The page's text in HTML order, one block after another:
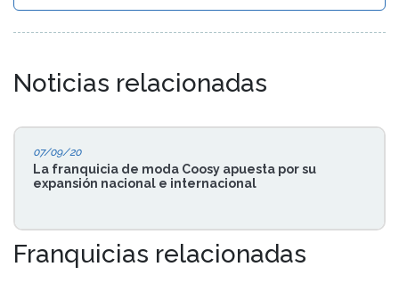
Noticias relacionadas
07/09/20
La franquicia de moda Coosy apuesta por su
expansión nacional e internacional
Franquicias relacionadas